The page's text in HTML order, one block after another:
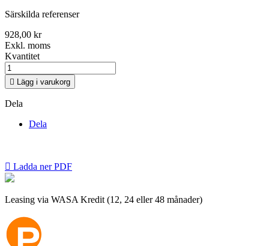
Särskilda referenser
928,00 kr
Exkl. moms
Kvantitet
 Lägg i varukorg
Dela
Dela
 Ladda ner PDF
Leasing via WASA Kredit (12, 24 eller 48 månader)